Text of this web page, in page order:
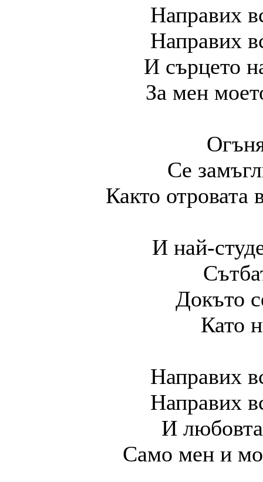
Направих
Направих
И сърцето
За мен
Се
Както отровата
И най-
Докъто
Като
Направих
Направих
И
Само мен и